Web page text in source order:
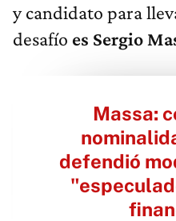
y candidato para
desafío es Sergio
Massa:
defendió